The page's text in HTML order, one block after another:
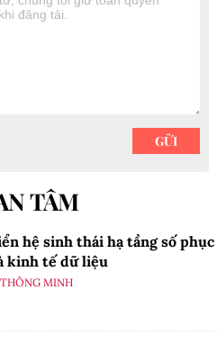
TÂM
hệ sinh thái hạ tầng số phục
kinh tế dữ liệu
MINH